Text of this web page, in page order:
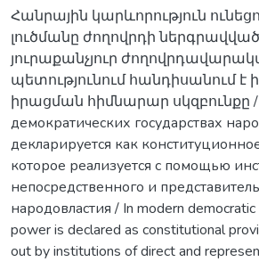
Հանրային կարևորություն
լուծմանը ժողովրդի
յուրաքանչյուր
պետությունում հանդիսանում է
իրացման հիմնարար սկզբունքը /
демократических государствах
декларируется как
которое реализуется с помощью
непосредственного и
народовластия / In modern
power is declared as constitutional
out by institutions of direct and